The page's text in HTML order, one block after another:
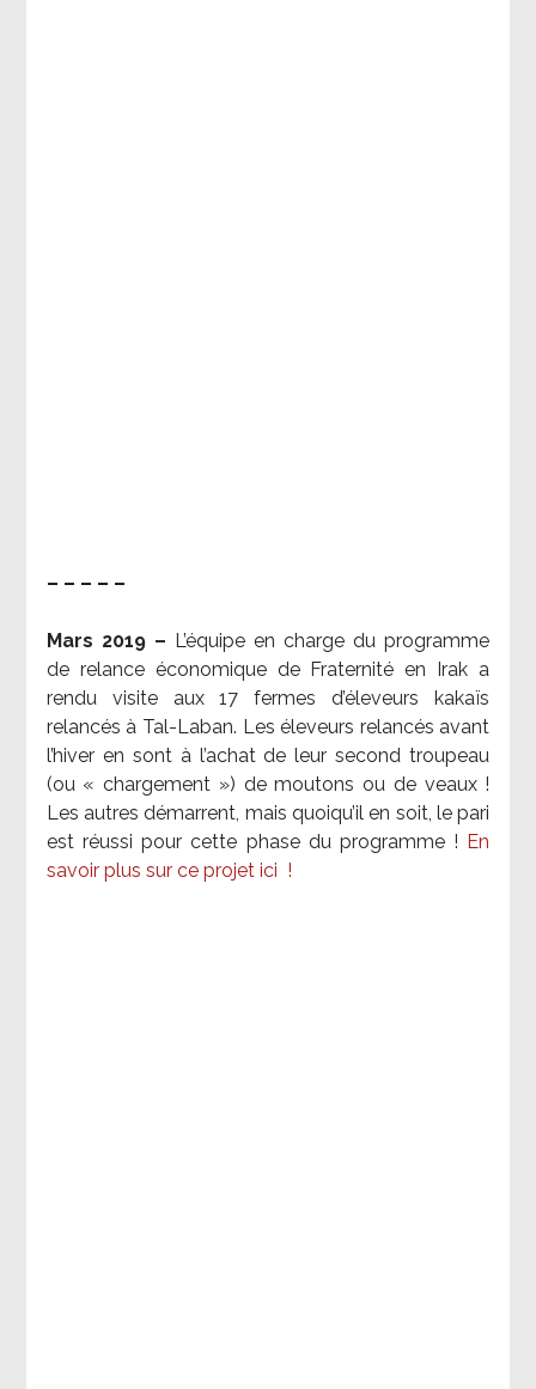
– – – – –
Mars 2019 – L’équipe en charge du programme
de relance économique de Fraternité en Irak a
rendu visite aux 17 fermes d’éleveurs kakaïs
relancés à Tal-Laban. Les éleveurs relancés avant
l’hiver en sont à l’achat de leur second troupeau
(ou « chargement ») de moutons ou de veaux !
Les autres démarrent, mais quoiqu’il en soit, le pari
est réussi pour cette phase du programme ! En
savoir plus sur ce projet ici !